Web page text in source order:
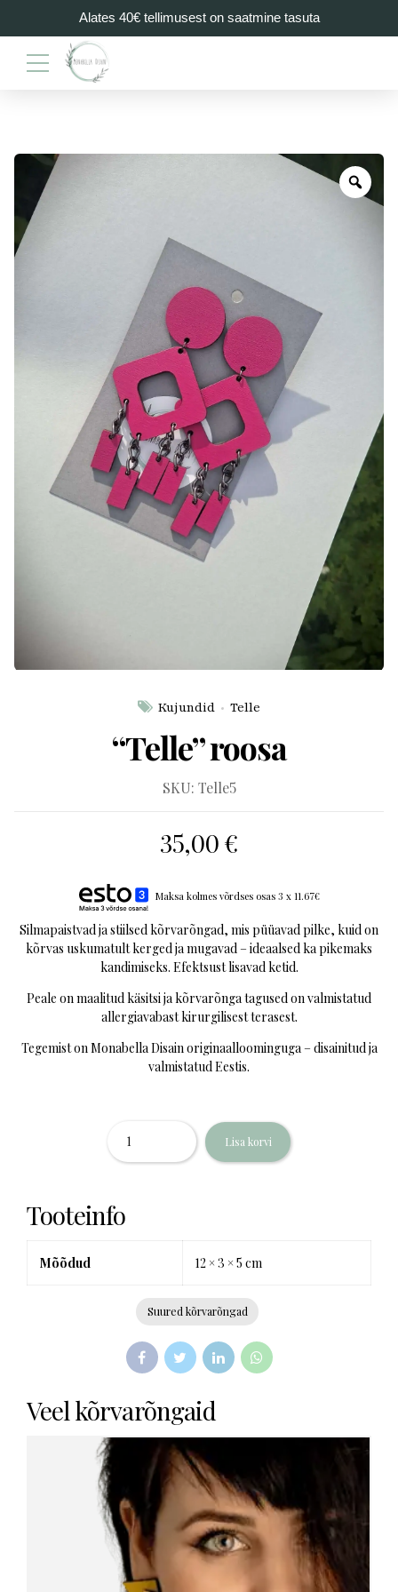
Alates 40€ tellimusest on saatmine tasuta
Kujundid Telle
“Telle” roosa
SKU: Telle5
35,00€
Maksa kolmes võrdses osas 3 x 11.67€
Silmapaistvad ja stiilsed kõrvarõngad, mis püüavad pilke, kuid on
kõrvas uskumatult kerged ja mugavad – ideaalsed ka pikemaks
kandimiseks. Efektsust lisavad ketid.
Peale on maalitud käsitsi ja kõrvarõnga tagused on valmistatud
allergiavabast kirurgilisest terasest.
Tegemist on Monabella Disain originaalloominguga – disainitud ja
valmistatud Eestis.
Lisa korvi
Tooteinfo
Mõõdud 12 × 3 × 5 cm
Suured kõrvarõngad
Veel kõrvarõngaid